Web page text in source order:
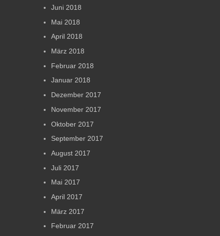
Juni 2018
Mai 2018
April 2018
März 2018
Februar 2018
Januar 2018
Dezember 2017
November 2017
Oktober 2017
September 2017
August 2017
Juli 2017
Mai 2017
April 2017
März 2017
Februar 2017